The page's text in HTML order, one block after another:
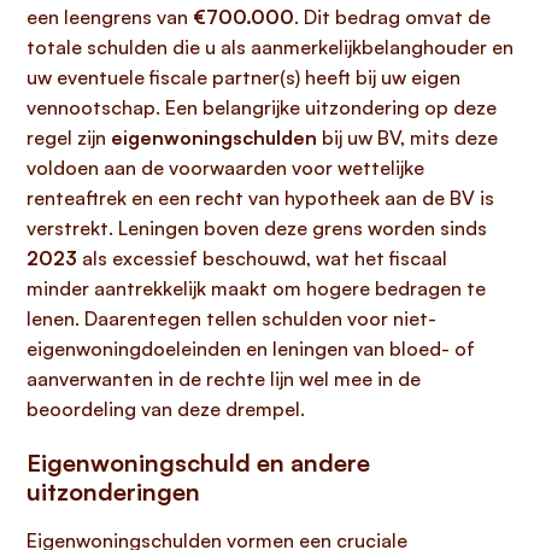
een leengrens van €700.000. Dit bedrag omvat de
totale schulden die u als aanmerkelijkbelanghouder en
uw eventuele fiscale partner(s) heeft bij uw eigen
vennootschap. Een belangrijke uitzondering op deze
regel zijn eigenwoningschulden bij uw BV, mits deze
voldoen aan de voorwaarden voor wettelijke
renteaftrek en een recht van hypotheek aan de BV is
verstrekt. Leningen boven deze grens worden sinds
2023 als excessief beschouwd, wat het fiscaal
minder aantrekkelijk maakt om hogere bedragen te
lenen. Daarentegen tellen schulden voor niet-
eigenwoningdoeleinden en leningen van bloed- of
aanverwanten in de rechte lijn wel mee in de
beoordeling van deze drempel.
Eigenwoningschuld en andere
uitzonderingen
Eigenwoningschulden vormen een cruciale